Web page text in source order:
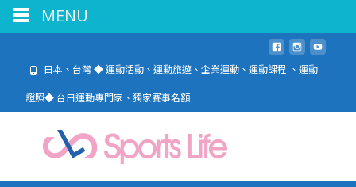
日本、台灣 ◆ 運動活動、運動旅遊、企業運動、運動課程 、運動
證照◆ 台日運動專門家、獨家賽事名額
MENU